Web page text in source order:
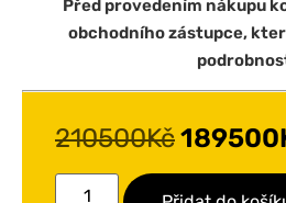
Před provedením nákupu
obchodního zástupce,
210500Kč189500